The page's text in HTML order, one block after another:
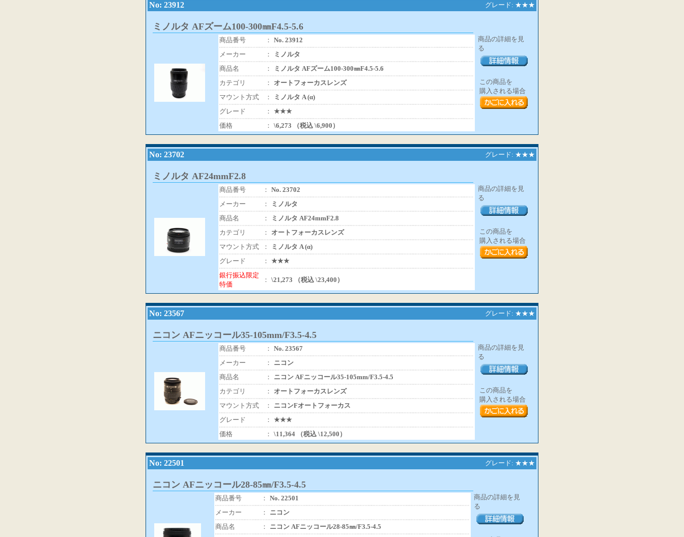
No: 23912 グレード: ★★★
ミノルタ AFズーム100-300㎜F4.5-5.6
商品番号 ： No. 23912
メーカー
：
ミノルタ
商品名
：
ミノルタ AFズーム100-300㎜F4.5-5.6
カテゴリ
：
オートフォーカスレンズ
マウント方式
：
ミノルタ A (α)
グレード
： ★★★
価格
： \6,273 （税込 \6,900）
商品の詳細を見
る
この商品を
購入される場合
No: 23702 グレード: ★★★
ミノルタ AF24mmF2.8
商品番号 ： No. 23702
メーカー
：
ミノルタ
商品名
：
ミノルタ AF24mmF2.8
カテゴリ
：
オートフォーカスレンズ
マウント方式
：
ミノルタ A (α)
グレード
： ★★★
銀行振込限定
特価
： \21,273 （税込 \23,400）
商品の詳細を見
る
この商品を
購入される場合
No: 23567 グレード: ★★★
ニコン AFニッコール35-105mm/F3.5-4.5
商品番号 ： No. 23567
メーカー
：
ニコン
商品名
：
ニコン AFニッコール35-105mm/F3.5-4.5
カテゴリ
：
オートフォーカスレンズ
マウント方式
：
ニコンFオートフォーカス
グレード
： ★★★
価格
： \11,364 （税込 \12,500）
商品の詳細を見
る
この商品を
購入される場合
No: 22501 グレード: ★★★
ニコン AFニッコール28-85㎜/F3.5-4.5
商品番号 ： No. 22501
メーカー
：
ニコン
商品名
： ニコン AFニッコール28-85㎜/F3.5-4.5
商品の詳細を見
る